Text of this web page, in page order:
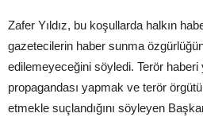
Zafer Yıldız, bu koşullarda halkın
gazetecilerin haber sunma
edilemeyeceğini söyledi. Terör haberi
propagandası yapmak ve terör
etmekle suçlandığını söyleyen